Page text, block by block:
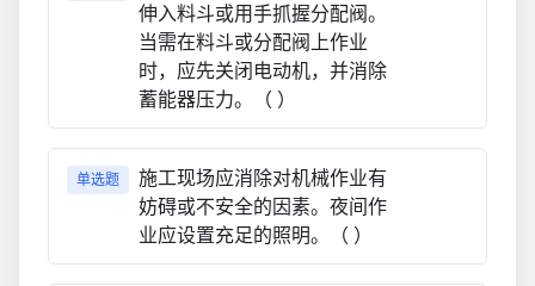
伸入料斗或用手抓握分配阀。
当需在料斗或分配阀上作业
时，应先关闭电动机，并消除
蓄能器压力。（ ）
单选题
施工现场应消除对机械作业有
妨碍或不安全的因素。夜间作
业应设置充足的照明。（ ）